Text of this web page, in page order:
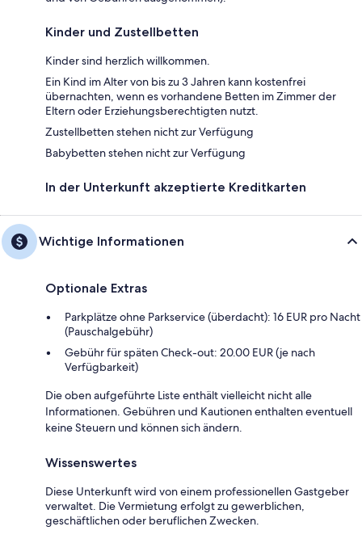
Kinder und Zustellbetten
Kinder sind herzlich willkommen.
Ein Kind im Alter von bis zu 3 Jahren kann kostenfrei
übernachten, wenn es vorhandene Betten im Zimmer der
Eltern oder Erziehungsberechtigten nutzt.
Zustellbetten stehen nicht zur Verfügung
Babybetten stehen nicht zur Verfügung
In der Unterkunft akzeptierte Kreditkarten
Wichtige Informationen
Optionale Extras
Parkplätze ohne Parkservice (überdacht): 16 EUR pro Nacht
(Pauschalgebühr)
Gebühr für späten Check-out: 20.00 EUR (je nach
Verfügbarkeit)
Die oben aufgeführte Liste enthält vielleicht nicht alle
Informationen. Gebühren und Kautionen enthalten eventuell
keine Steuern und können sich ändern.
Wissenswertes
Diese Unterkunft wird von einem professionellen Gastgeber
verwaltet. Die Vermietung erfolgt zu gewerblichen,
geschäftlichen oder beruflichen Zwecken.